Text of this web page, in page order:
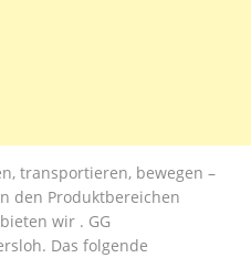
transportieren, bewegen –
den Produktbereichen
wir . GG
Das folgende